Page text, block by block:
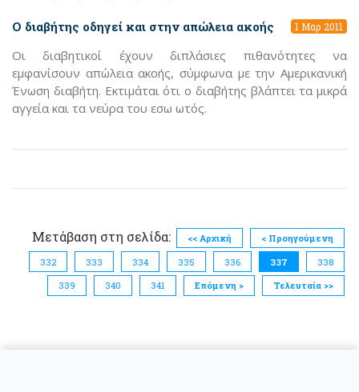
Ο διαβήτης οδηγεί και στην απώλεια ακοής 1 Μαρ 2011
Οι διαβητικοί έχουν διπλάσιες πιθανότητες να
εμφανίσουν απώλεια ακοής, σύμφωνα με την Αμερικανική
Ένωση διαβήτη. Εκτιμάται ότι ο διαβήτης βλάπτει τα μικρά
αγγεία και τα νεύρα του εσω ωτός.
Μετάβαση στη σελίδα: << Αρχική
< Προηγούμενη
332
333 334 335 336 337
338
339
340 341 Επόμενη > Τελευταία >>